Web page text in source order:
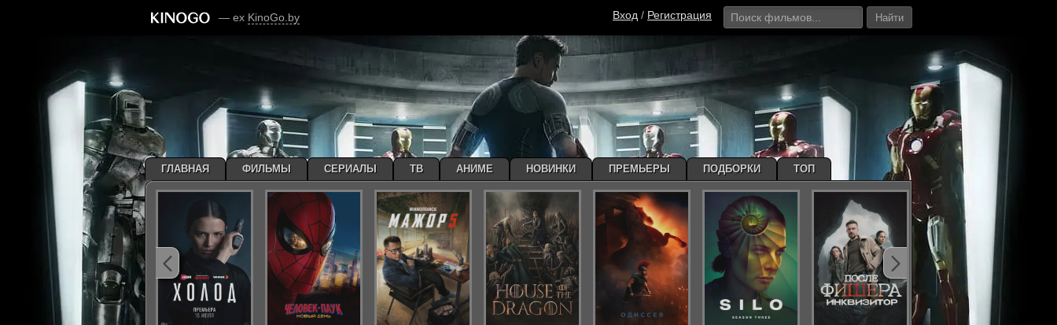
— ex KinoGo.by Вход / Регистрация Найти
ГЛАВНАЯ ФИЛЬМЫ СЕРИАЛЫ ТВ АНИМЕ НОВИНКИ ПРЕМЬЕРЫ ПОДБОРКИ ТОП